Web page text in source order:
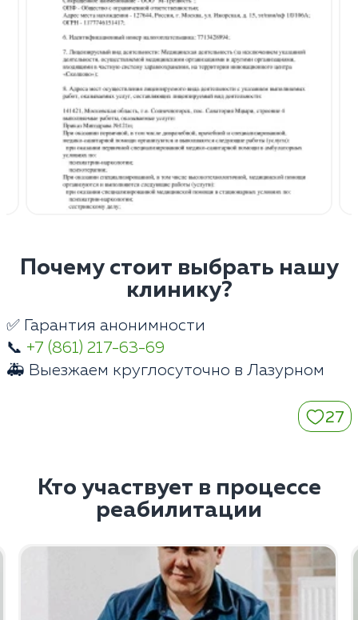
Почему стоит выбрать нашу
клинику?
✅ Гарантия анонимности
📞 +7 (861) 217-63-69
🚑 Выезжаем круглосуточно в Лазурном
27
Кто участвует в процессе
реабилитации